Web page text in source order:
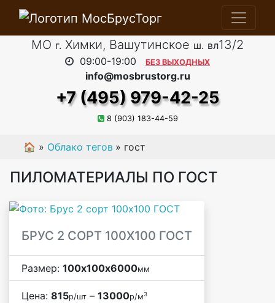
МО г. Химки, Вашутинское ш. вл13/2
09:00-19:00 БЕЗ ВЫХОДНЫХ
info@mosbrustorg.ru
+7 (495) 979-42-25
8 (903) 183-44-59
🏠 » Облако тегов » гост
ПИЛОМАТЕРИАЛЫ ПО ГОСТ
БРУС 2 СОРТ 100Х100 ГОСТ
Размер: 100х100х6000мм
Цена: 815р/шт – 13000р/м3